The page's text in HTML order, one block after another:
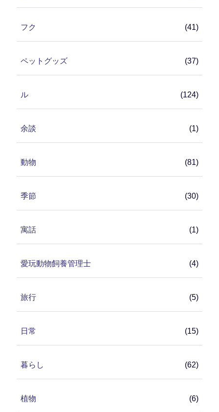
フク (41)
ペットグッズ (37)
ル (124)
余談 (1)
動物 (81)
季節 (30)
寓話 (1)
愛玩動物飼養管理士 (4)
旅行 (5)
日常 (15)
暮らし (62)
植物 (6)